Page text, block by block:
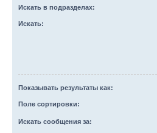
Искать в подразделах:
Искать:
Показывать результаты как:
Поле сортировки:
Искать сообщения за: